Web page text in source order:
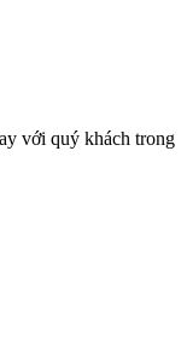
với quý khách trong